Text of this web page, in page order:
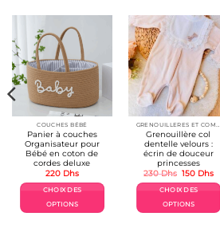
COUCHES BÉBÉ
Panier à couches
Organisateur pour
Bébé en coton de
cordes deluxe
220 Dhs
CHOIX DES
OPTIONS
GRENOUILLERES ET COMBINAISONS VELOURS
Grenouillère col
dentelle velours :
écrin de douceur
princesses
230Dhs Le
initial
était :
230 Dhs.
150 DhsLe
CHOIX DES
OPTIONS